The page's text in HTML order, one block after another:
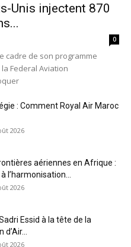
Unis injectent 870
0
cadre de son programme
Federal Aviation
: Comment Royal Air Maroc
2026
aériennes en Afrique :
l’harmonisation...
2026
Essid à la tête de la
2026